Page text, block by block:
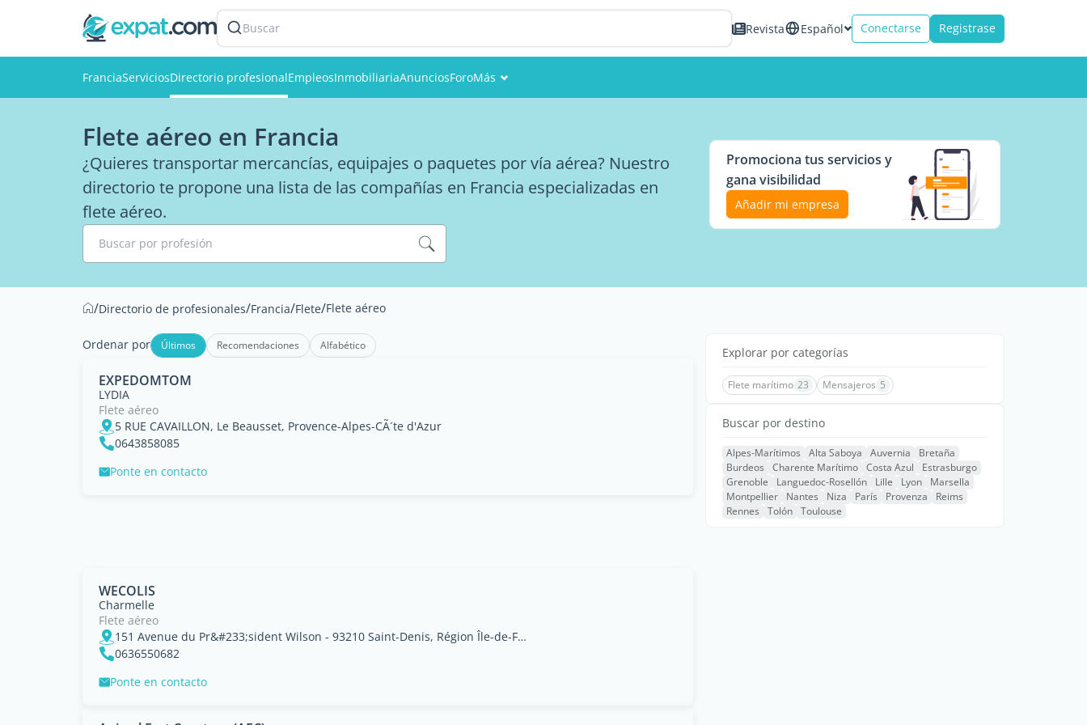
Buscar Revista Español Conectarse Registrase
FranciaServiciosDirectorio profesionalEmpleosInmobiliariaAnunciosForoMás
Fotos
Flete aéreo en Francia
¿Quieres transportar mercancías, equipajes o paquetes por vía aérea? Nuestro
directorio te propone una lista de las compañías en Francia especializadas en
flete aéreo.
Buscar por profesión
Promociona tus servicios y
gana visibilidad
Añadir mi empresa
/Directorio de profesionales/Francia/Flete/Flete aéreo
Ordenar por Últimos Recomendaciones Alfabético
EXPEDOMTOM
LYDIA
Flete aéreo
5 RUE CAVAILLON, Le Beausset, Provence-Alpes-CÃ´te d'Azur
0643858085
Ponte en contacto
WECOLIS
Charmelle
Flete aéreo
151 Avenue du Pr&#233;sident Wilson - 93210 Saint-Denis, Région Île-de-France
0636550682
Ponte en contacto
Explorar por categorías
Flete marítimo 23 Mensajeros 5
Buscar por destino
Alpes-Marítimos Alta Saboya Auvernia
Bretaña
Burdeos
Charente Marítimo Costa Azul
Estrasburgo
Grenoble
Languedoc-Rosellón Lille Lyon
Marsella
Montpellier
Nantes Niza París Provenza
Reims
Rennes
Tolón Toulouse